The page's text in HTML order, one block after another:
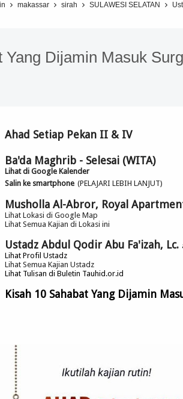
makassar sirah SULAWESI SELATAN
Yang Dijamin Masuk
Ahad Setiap Pekan II & IV
Ba'da Maghrib - Selesai (WITA)
Lihat di Google Kalender
Salin ke smartphone (PELAJARI LEBIH LANJUT)
Musholla Al-Abror, Royal
Lihat Lokasi di Google Map
Lihat Semua Kajian di Lokasi ini
Ustadz Abdul Qodir Abu Fa'izah, Lc.
Lihat Profil Ustadz
Lihat Semua Kajian Ustadz
Lihat Tulisan di Buletin Tauhid.or.id
Kisah 10 Sahabat Yang Dijamin